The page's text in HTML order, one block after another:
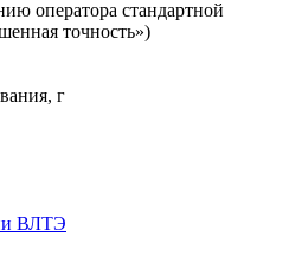
оператора стандартной
точность»)
г
ВЛТЭ